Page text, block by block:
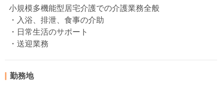
小規模多機能型居宅介護での介護業務全般
・入浴、排泄、食事の介助
・日常生活のサポート
・送迎業務
勤務地